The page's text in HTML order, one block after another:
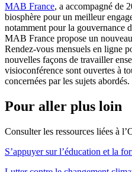
MAB France, a accompagné de
biosphère pour un meilleur
notamment pour la gouvernance
MAB France propose un
Rendez-vous mensuels en ligne
nouvelles façons de travailler
visioconférence sont ouvertes à
concernées par les sujets abordés.
Pour aller plus loin
Consulter les ressources liées à
S’appuyer sur l’éducation et la